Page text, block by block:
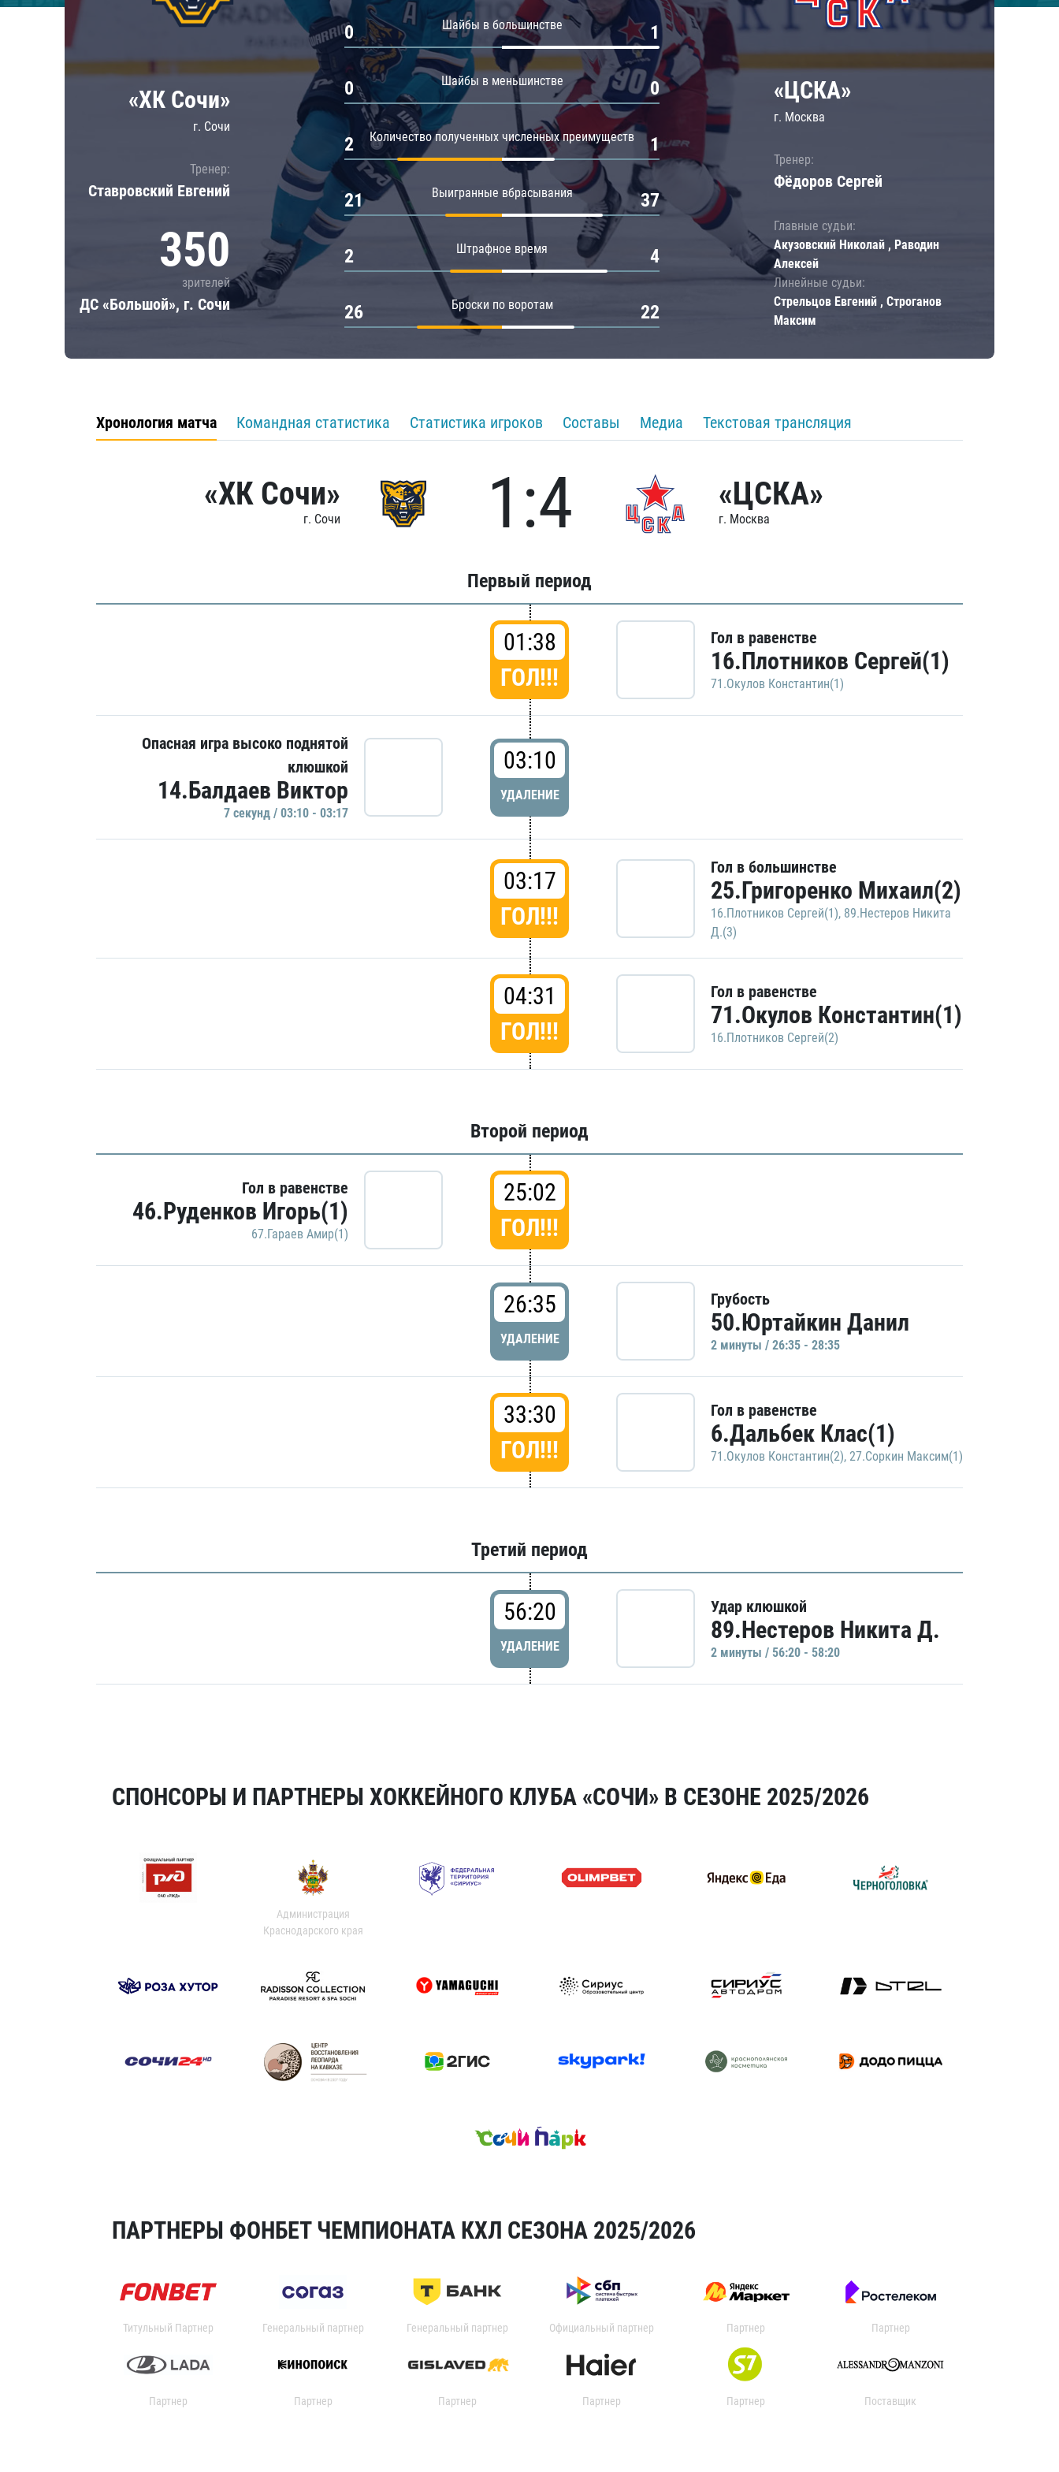
Локомотив
ЦСКА
Шанхайские Драконы
Амур
Барыс
Салават Юлаев
«ХК Сочи»
г. Сочи
Тренер:
Ставровский Евгений
350
зрителей
ДС «Большой», г. Сочи
Шайбы в большинстве
0 1
Шайбы в меньшинстве
0 0
Количество полученных численных преимуществ
2 1
Выигранные вбрасывания
21 37
Штрафное время
2 4
Броски по воротам
26 22
«ЦСКА»
г. Москва
Тренер:
Фёдоров Сергей
Главные судьи:
Акузовский Николай , Раводин
Алексей
Линейные судьи:
Стрельцов Евгений , Строганов
Максим
Хронология матча Командная статистика Статистика игроков Составы Медиа Текстовая трансляция
«ХК Сочи»
г. Сочи 1:4 «ЦСКА»
г. Москва
Первый период
01:38
ГОЛ!!!
Гол в равенстве
16.Плотников Сергей(1)
71.Окулов Константин(1)
Опасная игра высоко поднятой
клюшкой
14.Балдаев Виктор
7 секунд / 03:10 - 03:17
03:10
УДАЛЕНИЕ
03:17
ГОЛ!!!
Гол в большинстве
25.Григоренко Михаил(2)
16.Плотников Сергей(1), 89.Нестеров Никита
Д.(3)
04:31
ГОЛ!!!
Гол в равенстве
71.Окулов Константин(1)
16.Плотников Сергей(2)
Второй период
Гол в равенстве
46.Руденков Игорь(1)
67.Гараев Амир(1)
25:02
ГОЛ!!!
26:35
УДАЛЕНИЕ
Грубость
50.Юртайкин Данил
2 минуты / 26:35 - 28:35
33:30
ГОЛ!!!
Гол в равенстве
6.Дальбек Клас(1)
71.Окулов Константин(2), 27.Соркин Максим(1)
Третий период
56:20
УДАЛЕНИЕ
Удар клюшкой
89.Нестеров Никита Д.
2 минуты / 56:20 - 58:20
СПОНСОРЫ И ПАРТНЕРЫ ХОККЕЙНОГО КЛУБА «СОЧИ» В СЕЗОНЕ 2025/2026
Администрация
Краснодарского края
ПАРТНЕРЫ ФОНБЕТ ЧЕМПИОНАТА КХЛ СЕЗОНА 2025/2026
Титульный Партнер Генеральный партнер Генеральный партнер Официальный партнер Партнер Партнер
Партнер Партнер Партнер Партнер Партнер Поставщик